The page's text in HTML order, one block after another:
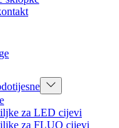
za LED cijevi
za FLUO cijevi